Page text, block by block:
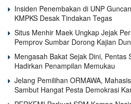
Insiden Penembakan di UNP
KMPKS Desak Tindakan Tegas
Situs Menhir Maek Ungkap Jejak
Pemprov Sumbar Dorong Kajian
Mengasah Bakat Sejak Dini, Pentas
Hadirkan Penampilan Memukau
Jelang Pemilihan ORMAWA,
Sambut Hangat Pesta Demokrasi